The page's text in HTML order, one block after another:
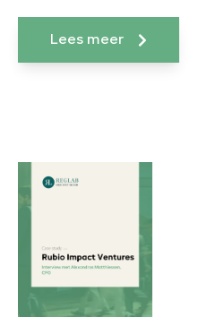
Lees meer